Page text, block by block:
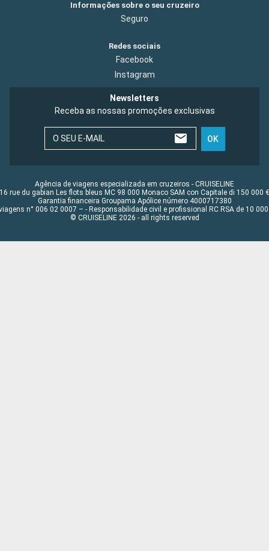
Informações sobre o seu cruzeiro
Seguro
Redes sociais
Facebook
Instagram
Newsletters
Receba as nossas promoções exclusivas
O SEU E-MAIL OK
Agência de viagens especializada em cruzeiros - CRUISELINE
16 rue du gabian Les flots bleus MC 98 000 Monaco SAM con Capitale di 150 000 €
Garantia financeira Groupama Apólice número 4000717380
n° 006 02 0007 – - Responsabilidade civil e profissional RC RSA de 10 000
© CRUISELINE 2026 - all rights reserved